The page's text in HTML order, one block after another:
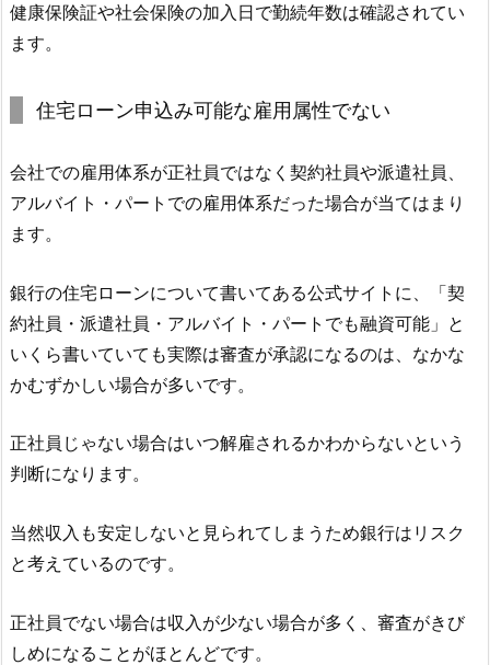
健康保険証や社会保険の加入日で勤続年数は確認されてい
ます。
住宅ローン申込み可能な雇用属性でない
会社での雇用体系が正社員ではなく契約社員や派遣社員、
アルバイト・パートでの雇用体系だった場合が当てはまり
ます。
銀行の住宅ローンについて書いてある公式サイトに、「契
約社員・派遣社員・アルバイト・パートでも融資可能」と
いくら書いていても実際は審査が承認になるのは、なかな
かむずかしい場合が多いです。
正社員じゃない場合はいつ解雇されるかわからないという
判断になります。
当然収入も安定しないと見られてしまうため銀行はリスク
と考えているのです。
正社員でない場合は収入が少ない場合が多く、審査がきび
しめになることがほとんどです。